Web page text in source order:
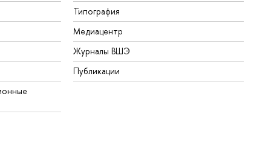
Типография
Медиацентр
Журналы ВШЭ
Публикации